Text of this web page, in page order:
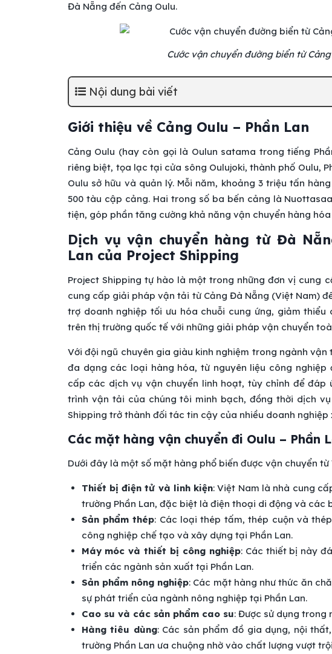
Đà Nẵng đến Cảng Oulu.
Cước vận chuyển đường biển từ
Nội dung bài viết
Giới thiệu về Cảng Oulu – Phần Lan
Cảng Oulu (hay còn gọi là Oulun satama trong tiếng
riêng biệt, tọa lạc tại cửa sông Oulujoki, thành phố Oulu,
Oulu sở hữu và quản lý. Mỗi năm, khoảng 3 triệu tấn
500 tàu cập cảng. Hai trong số ba bến cảng là
tiện, góp phần tăng cường khả năng vận chuyển hàng
Dịch vụ vận chuyển hàng từ Đà
Lan của Project Shipping
Project Shipping tự hào là một trong những đơn vị cung
cung cấp giải pháp vận tải từ Cảng Đà Nẵng (Việt Nam)
trợ doanh nghiệp tối ưu hóa chuỗi cung ứng, giảm
trên thị trường quốc tế với những giải pháp vận chuyển
Với đội ngũ chuyên gia giàu kinh nghiệm trong ngành
đa dạng các loại hàng hóa, từ nguyên liệu công nghiệp
cấp các dịch vụ vận chuyển linh hoạt, tùy chỉnh để đáp
trình vận tải của chúng tôi minh bạch, đồng thời dịch
Shipping trở thành đối tác tin cậy của nhiều doanh nghiệp
Các mặt hàng vận chuyển đi Oulu – Phần
Dưới đây là một số mặt hàng phổ biến được vận chuyển từ
Thiết bị điện tử và linh kiện: Việt Nam là nhà cung
trường Phần Lan, đặc biệt là điện thoại di động và các
Sản phẩm thép: Các loại thép tấm, thép cuộn và
công nghiệp chế tạo và xây dựng tại Phần Lan.
Máy móc và thiết bị công nghiệp: Các thiết bị này
triển các ngành sản xuất tại Phần Lan.
Sản phẩm nông nghiệp: Các mặt hàng như thức ăn
sự phát triển của ngành nông nghiệp tại Phần Lan.
Cao su và các sản phẩm cao su: Được sử dụng trong
Hàng tiêu dùng: Các sản phẩm đồ gia dụng, nội
trường Phần Lan ưa chuộng nhờ vào chất lượng vượt